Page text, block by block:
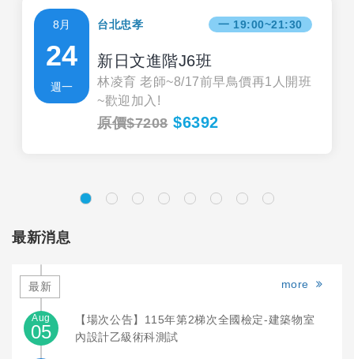
8月
24
週一
台北忠孝 一 19:00~21:30
新日文進階J6班
林凌育 老師~8/17前早鳥價再1人開班
~歡迎加入!
原價$7208$6392
最新消息
more
最新
Aug
05
【場次公告】115年第2梯次全國檢定-建築物室
內設計乙級術科測試